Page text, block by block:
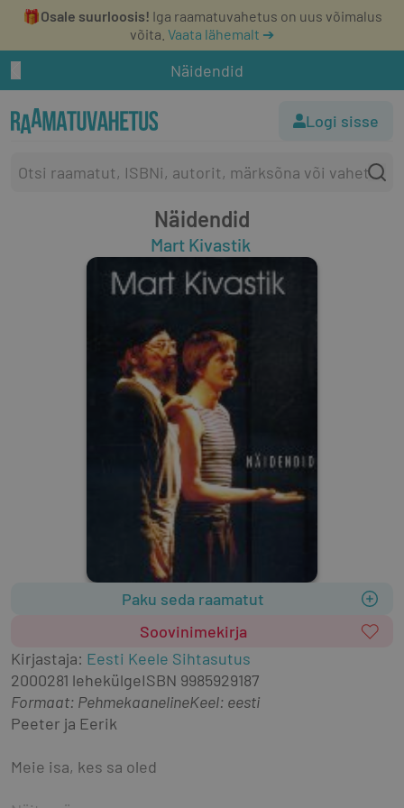
🎁Osale suurloosis! Iga raamatuvahetus on uus võimalus
võita. Vaata lähemalt ➔
Näidendid
Logi sisse
Näidendid
Mart Kivastik
Paku seda raamatut
Soovinimekirja
Kirjastaja: Eesti Keele Sihtasutus
2000281 lehekülgeISBN 9985929187
Formaat: PehmekaanelineKeel: eesti
Peeter ja Eerik
Meie isa, kes sa oled